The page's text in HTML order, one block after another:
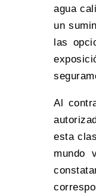
agua
un
las
Al
esta
mundo